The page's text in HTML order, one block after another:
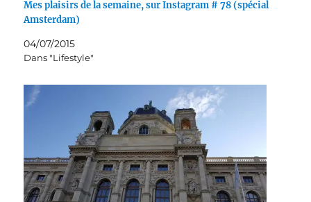
Mes plaisirs de la semaine, sur Instagram # 78 (spécial
Amsterdam)
04/07/2015
Dans "Lifestyle"